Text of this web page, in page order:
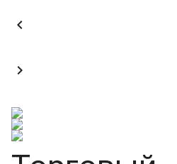

